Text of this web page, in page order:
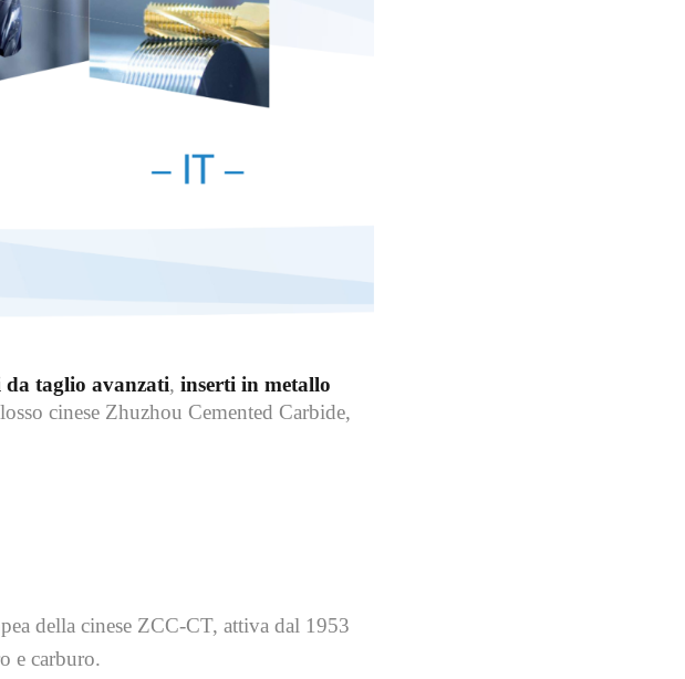
da taglio avanzati,inserti in metallo
cinese Zhuzhou Cemented Carbide,
della cinese ZCC-CT, attiva dal 1953
e carburo.